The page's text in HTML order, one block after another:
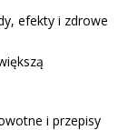
efekty i zdrowe
i przepisy